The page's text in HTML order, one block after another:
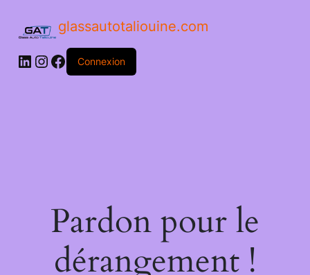
glassautotaliouine.com
Connexion
Pardon pour le
dérangement !